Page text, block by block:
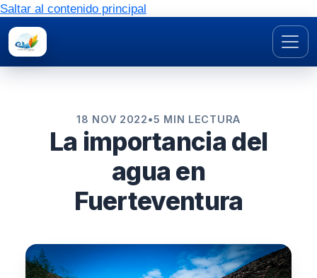
Saltar al contenido principal
18 NOV 2022•5 MIN LECTURA
La importancia del
agua en
Fuerteventura